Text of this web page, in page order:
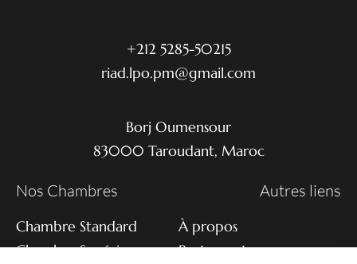
+212 5285-50215
riad.lpo.pm@gmail.com
Borj Oumensour
83000 Taroudant, Maroc
Nos Chambres
Chambre Standard
Chambre Supérieure
Autres liens
À propos
Restaurant